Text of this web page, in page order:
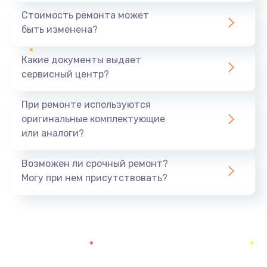
500 руб.
Ремонт разъема
Заказать
Заказать
Стоимость ремонта может
быть изменена?
Какие документы выдает
сервисный центр?
При ремонте используются
оригинальные комплектующие
или аналоги?
Возможен ли срочный ремонт?
Могу при нем присутствовать?